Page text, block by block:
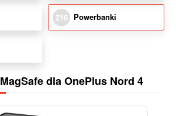
216 Powerbanki
dla OnePlus Nord 4